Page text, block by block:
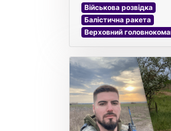
Військова розвідка
Балістична ракета
Верховний